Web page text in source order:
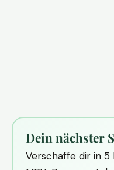
Dein nächster
Verschaffe dir in 5